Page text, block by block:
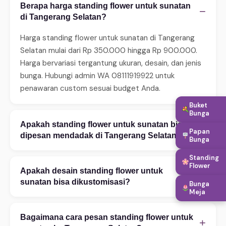
Berapa harga standing flower untuk sunatan
di Tangerang Selatan?
−
Harga standing flower untuk sunatan di Tangerang
Selatan mulai dari Rp 350.000 hingga Rp 900.000.
Harga bervariasi tergantung ukuran, desain, dan jenis
bunga. Hubungi admin WA 08111919922 untuk
penawaran custom sesuai budget Anda.
Apakah standing flower untuk sunatan bisa
dipesan mendadak di Tangerang Selatan?
+
Ya, WinnerFleur menerima pesanan mendadak 24 jam.
Untuk same-day delivery (2–4 jam), pastikan order
sebelum jam 14:00. Tersedia juga layanan express 2–
4 jam untuk area tertentu. Hubungi WA untuk
Apakah desain standing flower untuk
sunatan bisa dikustomisasi?
Tentu! Kami melayani kustomisasi penuh — mulai
warna bunga, ukuran rangkaian, teks ucapan, hingga
Bagaimana cara pesan standing flower untuk
+
Buket
Bunga
Papan
Bunga
Standing
Flower
Bunga
Meja